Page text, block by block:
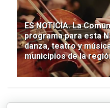
ES NOTICIA. La
programa para esta
danza, teatro y
municipios de la